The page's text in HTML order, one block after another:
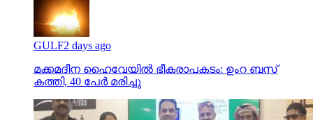
GULF2 days ago
മക്കമദീന ഹൈവേയില്‍ ഭീകരാപകടം: ഉംറ ബസ്
കത്തി, 40 പേര്‍ മരിച്ചു